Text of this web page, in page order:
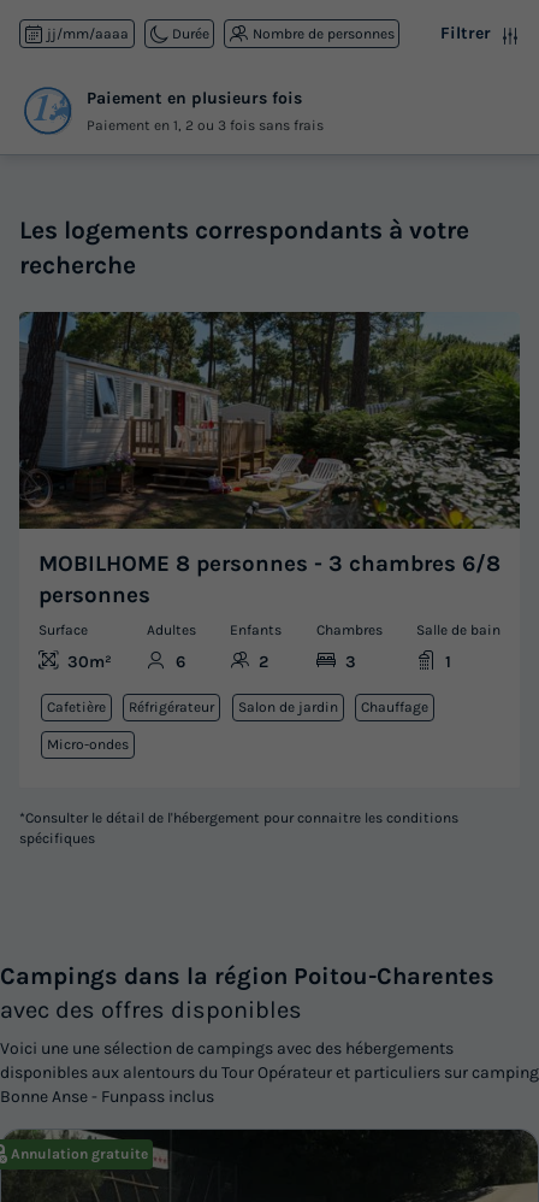
jj/mm/aaaa Durée Nombre de personnes Filtrer
Paiement en plusieurs fois
Paiement en 1, 2 ou 3 fois sans frais
Les logements correspondants à votre
recherche
MOBILHOME 8 personnes - 3 chambres 6/8
personnes
Surface
30m²
Adultes
6
Enfants
2
Chambres
3
Salle de bain
1
Cafetière Réfrigérateur Salon de jardin Chauffage
Micro-ondes
*Consulter le détail de l'hébergement pour connaitre les conditions
spécifiques
Campings dans la région Poitou-Charentes
avec des offres disponibles
Voici une une sélection de campings avec des hébergements
disponibles aux alentours du Tour Opérateur et particuliers sur camping
Bonne Anse - Funpass inclus
Annulation gratuite